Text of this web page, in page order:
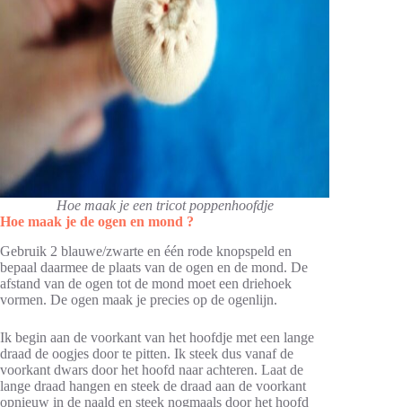
Hoe maak je een tricot poppenhoofdje
Hoe maak je de ogen en mond ?
Gebruik 2 blauwe/zwarte en één rode knopspeld en
bepaal daarmee de plaats van de ogen en de mond. De
afstand van de ogen tot de mond moet een driehoek
vormen. De ogen maak je precies op de ogenlijn.
Ik begin aan de voorkant van het hoofdje met een lange
draad de oogjes door te pitten. Ik steek dus vanaf de
voorkant dwars door het hoofd naar achteren. Laat de
lange draad hangen en steek de draad aan de voorkant
opnieuw in de naald en steek nogmaals door het hoofd